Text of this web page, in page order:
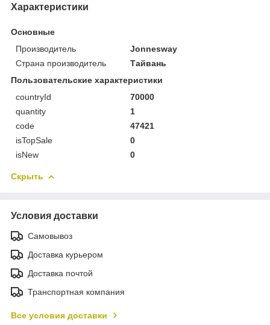
Характеристики
Основные
Производитель
Jonnesway
Страна производитель
Тайвань
Пользовательские характеристики
countryId
70000
quantity
1
code
47421
isTopSale
0
isNew
0
Скрыть
Условия доставки
Самовывоз
Доставка курьером
Доставка почтой
Транспортная компания
Все условия доставки